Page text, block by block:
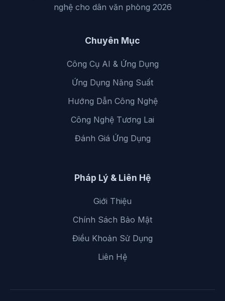
nghệ cho dân văn phòng 2026
Chuyên Mục
Công Cụ AI & Ứng Dụng
Ứng Dụng Năng Suất
Hướng Dẫn Công Nghệ
Công Nghệ Tương Lai
Đánh Giá Ứng Dụng
Pháp Lý & Liên Hệ
Giới Thiệu
Chính Sách Bảo Mật
Điều Khoản Sử Dụng
Liên Hệ